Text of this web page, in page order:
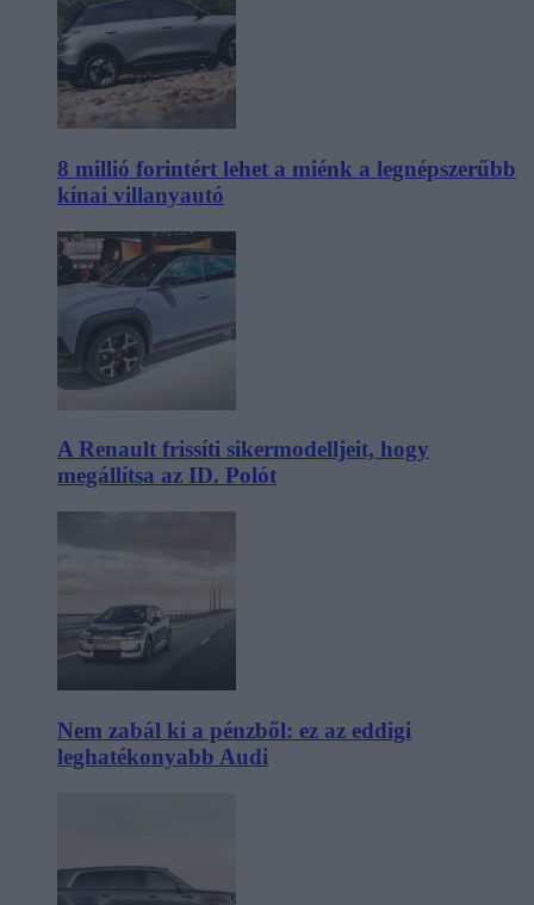
8 millió forintért lehet a miénk a legnépszerűbb
kínai villanyautó
A Renault frissíti sikermodelljeit, hogy
megállítsa az ID. Polót
Nem zabál ki a pénzből: ez az eddigi
leghatékonyabb Audi